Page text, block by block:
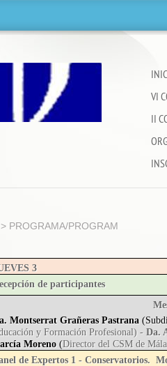
VI
II
> PROGRAMA/PROGRAM
3
de participantes
Montserrat Grañeras Pastrana
y Formación Profesional) -Da.
Moreno (Director del CSM de
de Expertos 1 - Conservatorios.